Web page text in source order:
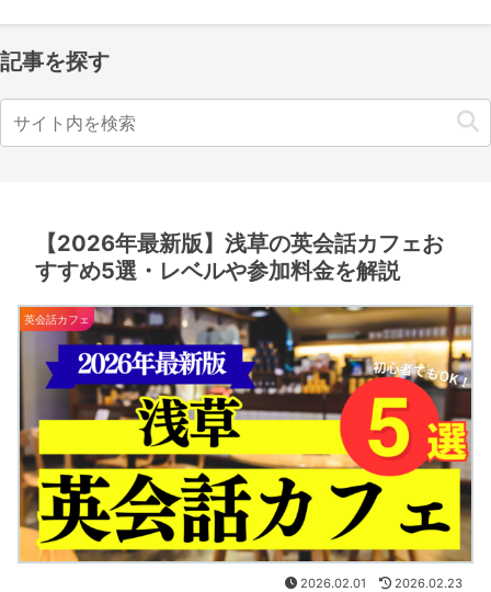
記事を探す
【2026年最新版】浅草の英会話カフェお
すすめ5選・レベルや参加料金を解説
英会話カフェ
2026.02.01 2026.02.23